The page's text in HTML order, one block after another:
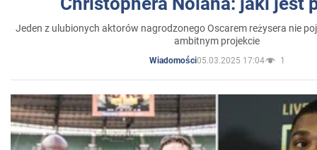
Jeden z ulubionych aktorów nagrodzonego Oscarem reżysera nie
ambitnym projekcie
Wiadomości05.03.2025 17:04 1